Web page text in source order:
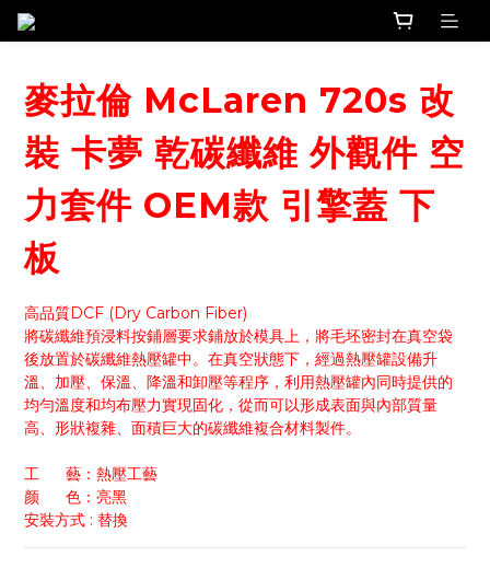
麥拉倫 McLaren 720s 改
裝 卡夢 乾碳纖維 外觀件 空
力套件 OEM款 引擎蓋 下
板
高品質DCF (Dry Carbon Fiber)
將碳纖維預浸料按鋪層要求鋪放於模具上，將毛坯密封在真空袋
後放置於碳纖維熱壓罐中。在真空狀態下，經過熱壓罐設備升
溫、加壓、保溫、降溫和卸壓等程序，利用熱壓罐內同時提供的
均勻溫度和均布壓力實現固化，從而可以形成表面與內部質量
高、形狀複雜、面積巨大的碳纖維複合材料製件。
工      藝：熱壓工藝
颜      色：亮黑
安裝方式 : 替換